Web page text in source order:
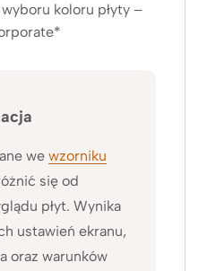
koloru płyty –
we wzorniku
się od
płyt. Wynika
ustawień ekranu,
oraz warunków